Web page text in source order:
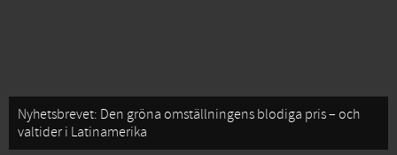
Nyhetsbrevet: Den gröna omställningens blodiga pris – och
valtider i Latinamerika